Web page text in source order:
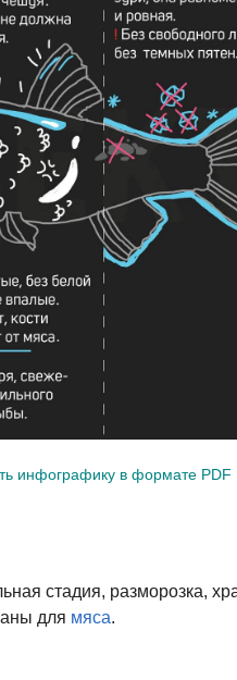
инфографику в формате PDF
стадия, разморозка,
для мяса.